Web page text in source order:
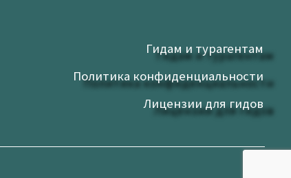
Гидам и турагентам
Политика конфиденциальности
Лицензии для гидов